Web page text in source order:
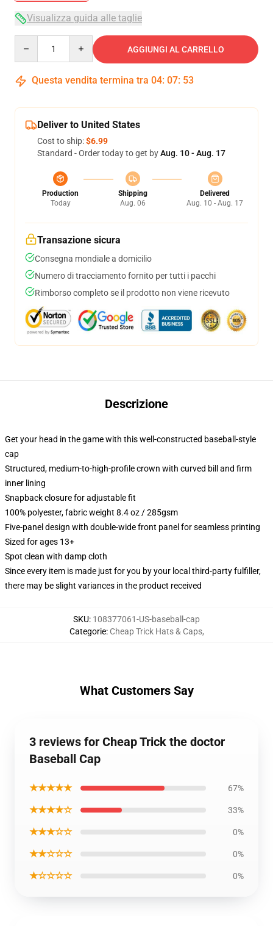
Visualizza guida alle taglie
AGGIUNGI AL CARRELLO
Questa vendita termina tra 04: 07: 52
Deliver to United States
Cost to ship:$6.99
Standard - Order today to get byAug. 10 - Aug. 17
Production
Today
Shipping
Aug. 06
Delivered
Aug. 10 - Aug. 17
Transazione sicura
Consegna mondiale a domicilio
Numero di tracciamento fornito per tutti i pacchi
Rimborso completo se il prodotto non viene ricevuto
Descrizione
Get your head in the game with this well-constructed baseball-style
cap
Structured, medium-to-high-profile crown with curved bill and firm
inner lining
Snapback closure for adjustable fit
100% polyester, fabric weight 8.4 oz / 285gsm
Five-panel design with double-wide front panel for seamless printing
Sized for ages 13+
Spot clean with damp cloth
Since every item is made just for you by your local third-party fulfiller,
there may be slight variances in the product received
SKU: 108377061-US-baseball-cap
Categorie: Cheap Trick Hats & Caps,
What Customers Say
3 reviews for Cheap Trick the doctor
Baseball Cap
★★★★★ 67%
★★★★☆ 33%
★★★☆☆ 0%
★★☆☆☆ 0%
★☆☆☆☆ 0%